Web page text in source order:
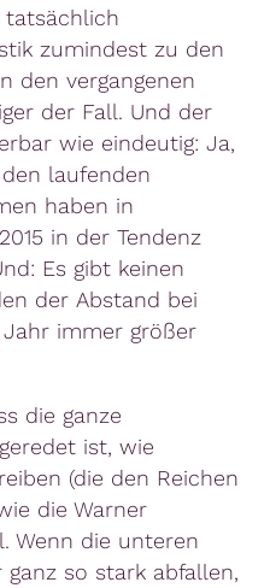
tatsächlich
zumindest zu den
den vergangenen
der Fall. Und der
wie eindeutig: Ja,
laufenden
haben in
in der Tendenz
Es gibt keinen
der Abstand bei
immer größer
die ganze
ist, wie
(die den Reichen
die Warner
Wenn die unteren
so stark abfallen,